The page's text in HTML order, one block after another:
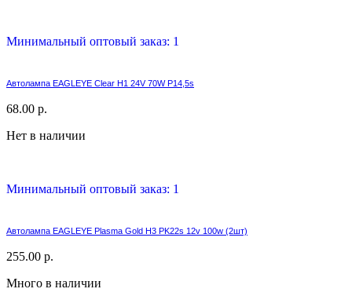
Минимальный оптовый заказ: 1
Автолампа EAGLEYE Clear H1 24V 70W P14,5s
68.00 р.
Нет в наличии
Минимальный оптовый заказ: 1
Автолампа EAGLEYE Plasma Gold H3 PK22s 12v 100w (2шт)
255.00 р.
Много в наличии